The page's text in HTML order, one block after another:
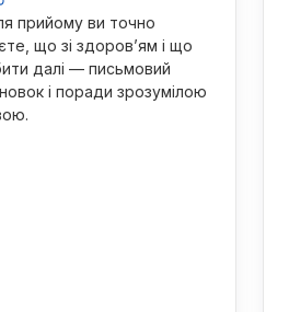
прийому ви точно
що зі здоров’ям і що
далі — письмовий
і поради зрозумілою